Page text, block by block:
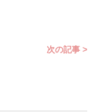
次の記事 >